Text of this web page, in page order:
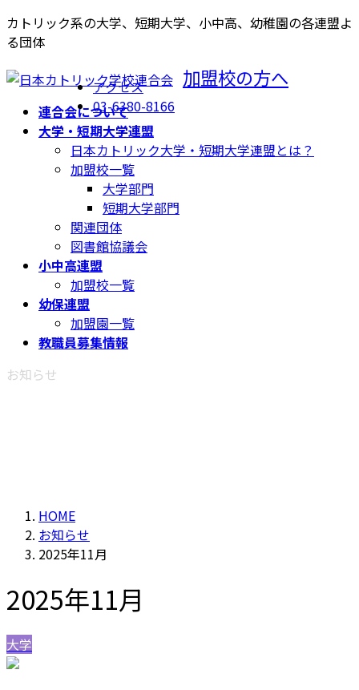
コ
ン
ン
ナ
ビ
ー
カトリック系の大学、短期大学、小中高、幼稚園の各連盟よ
る団体
アクセス
03-6380-8166
加盟校の方へ
連合会について
大学・短期大学連盟
日本カトリック大学・短期大学連盟とは？
加盟校一覧
大学部門
短期大学部門
関連団体
図書館協議会
小中高連盟
加盟校一覧
幼保連盟
加盟園一覧
教職員募集情報
お知らせ
HOME
お知らせ
2025年11月
2025年11月
大学